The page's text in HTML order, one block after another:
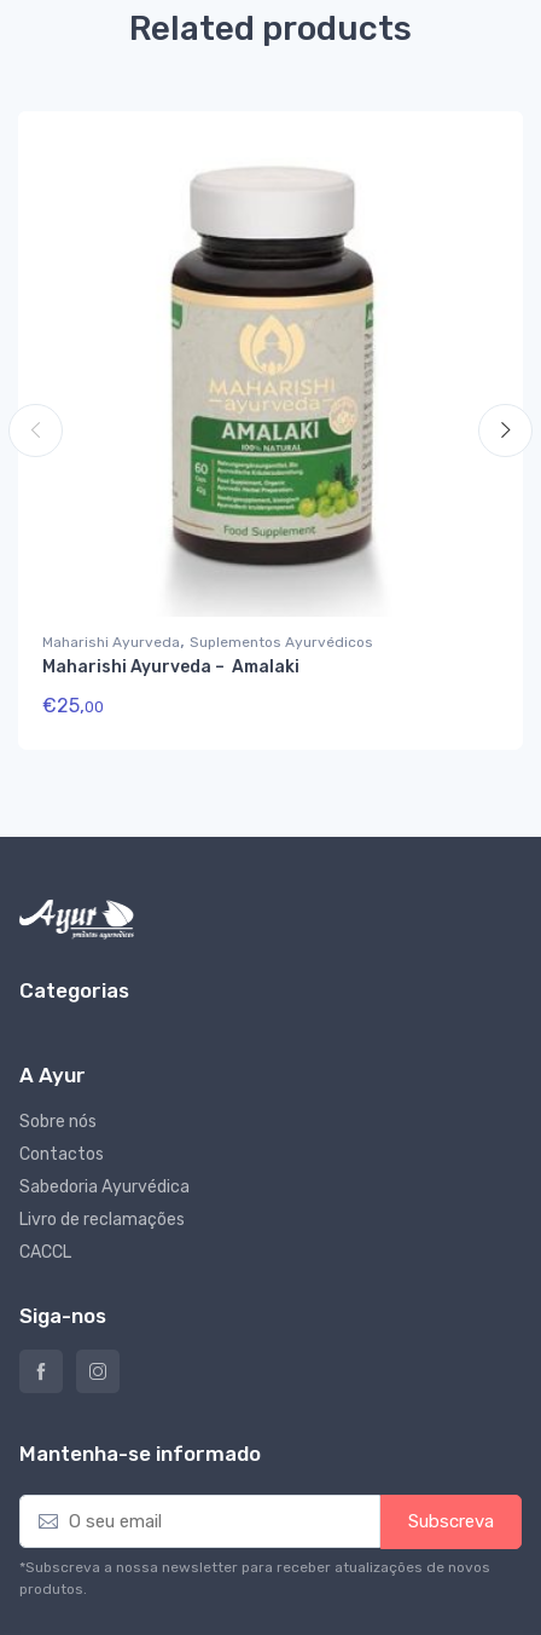
Related products
Maharishi Ayurveda, Suplementos Ayurvédicos
Maharishi Ayurveda – Amalaki
€25,00
Categorias
A Ayur
Sobre nós
Contactos
Sabedoria Ayurvédica
Livro de reclamações
CACCL
Siga-nos
Mantenha-se informado
E
a
i
l
Subscreva
*Subscreva a nossa newsletter para receber atualizações de novos
produtos.